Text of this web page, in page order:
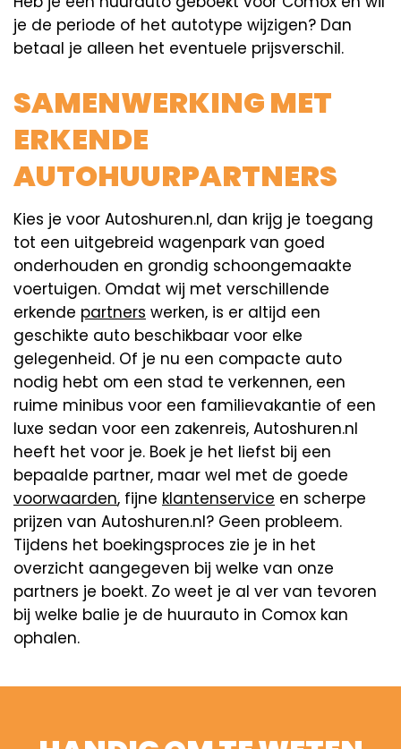
je de periode of het autotype wijzigen? Dan
betaal je alleen het eventuele prijsverschil.
SAMENWERKING MET
ERKENDE
AUTOHUURPARTNERS
Kies je voor Autoshuren.nl, dan krijg je toegang
tot een uitgebreid wagenpark van goed
onderhouden en grondig schoongemaakte
voertuigen. Omdat wij met verschillende
erkende partners werken, is er altijd een
geschikte auto beschikbaar voor elke
gelegenheid. Of je nu een compacte auto
nodig hebt om een stad te verkennen, een
ruime minibus voor een familievakantie of een
luxe sedan voor een zakenreis, Autoshuren.nl
heeft het voor je. Boek je het liefst bij een
bepaalde partner, maar wel met de goede
voorwaarden, fijne klantenservice en scherpe
prijzen van Autoshuren.nl? Geen probleem.
Tijdens het boekingsproces zie je in het
overzicht aangegeven bij welke van onze
partners je boekt. Zo weet je al ver van tevoren
bij welke balie je de huurauto in Comox kan
ophalen.